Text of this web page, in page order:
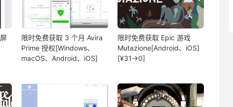
限时免费获取 3 个月 Avira
Prime 授权[Windows、
macOS、Android、iOS]
限时免费获取 Epic 游戏
Mutazione[Android、iOS]
[¥31→0]